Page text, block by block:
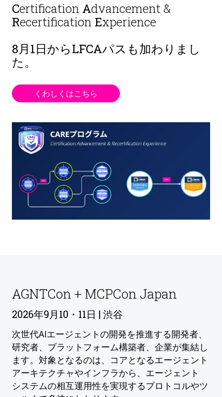
Certification Advancement &
Recertification Experience
8月1日からLFCAパスも加わりまし
た。
くわしくはこちら
AGNTCon + MCPCon Japan
2026年9月10・11日 | 渋谷
次世代AIエージェントの開発を推進する開発者、
研究者、プラットフォーム構築者、企業が集結し
ます。対象となるのは、コアとなるエージェント
アーキテクチャやインフラから、エージェント
システムの相互運用性を実現するプロトコルやツ